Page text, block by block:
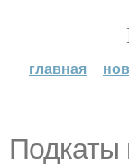
главная
Подкаты